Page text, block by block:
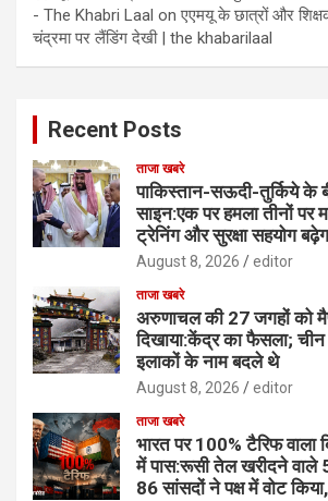
- The Khabri Laal onएएमयू के छात्रों और
चंद्रमा पर लैंडिंग देखी | the khabarilaal
Recent Posts
ताजा खबरे
पाकिस्तान-सऊदी-तुर्किये के
साइन:एक पर हमला तीनों पर
ट्रेनिंग और सुरक्षा सहयोग
August 8, 2026 editor
ताजा खबरे
अरुणाचल की 27 जगहों को
दिखाया:केंद्र का फैसला; चीन
इलाकों के नाम बदले थे
August 8, 2026 editor
ताजा खबरे
भारत पर 100% टैरिफ वाला
में पास:रूसी तेल खरीदने वाले 5
86 सांसदों ने पक्ष में वोट